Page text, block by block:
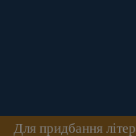
Для придбання літер